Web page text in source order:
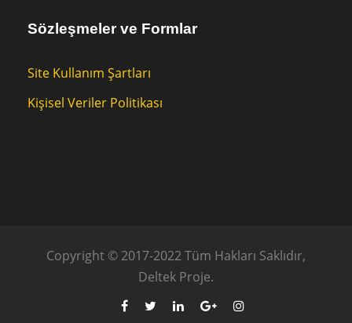
Sözleşmeler ve Formlar
Site Kullanım Şartları
Kişisel Veriler Politikası
Copyright © 2017-2022 Tüm Hakları Saklıdır,
Deltek Proje.